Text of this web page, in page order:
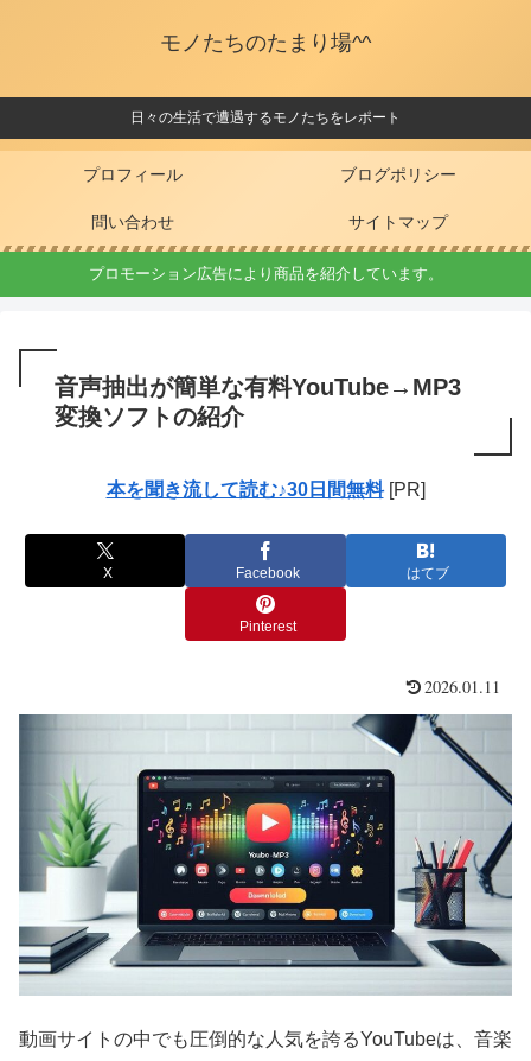
モノたちのたまり場^^
日々の生活で遭遇するモノたちをレポート
プロフィール ブログポリシー
問い合わせ サイトマップ
プロモーション広告により商品を紹介しています。
音声抽出が簡単な有料YouTube→MP3
変換ソフトの紹介
本を聞き流して読む♪30日間無料[PR]
X Facebook はてブ
Pinterest
2026.01.11
動画サイトの中でも圧倒的な人気を誇るYouTubeは、音楽